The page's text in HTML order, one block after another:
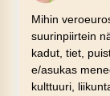
Mihin
suurinpiirtein
kadut, tiet,
e/asukas
kulttuuri,